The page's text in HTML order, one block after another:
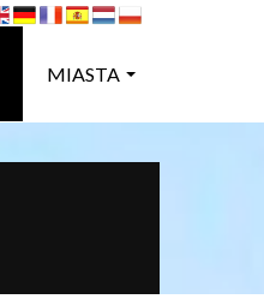
MIASTA